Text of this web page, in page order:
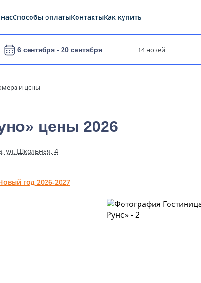
Способы оплатыКонтактыКак купить
6 сентября - 20 сентября 14 ночей
и цены
цены 2026
ул. Школьная, 4
год 2026-2027